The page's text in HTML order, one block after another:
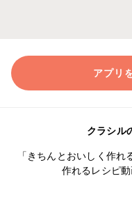
アプリ
クラシル
「きちんとおいしく作
作れるレシピ